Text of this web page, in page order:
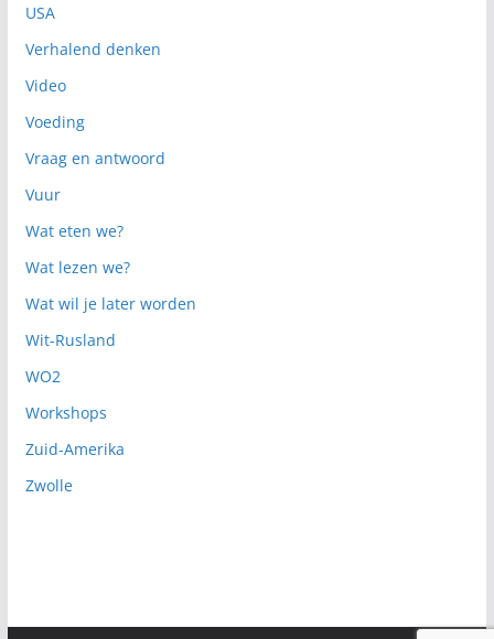
USA
Verhalend denken
Video
Voeding
Vraag en antwoord
Vuur
Wat eten we?
Wat lezen we?
Wat wil je later worden
Wit-Rusland
WO2
Workshops
Zuid-Amerika
Zwolle